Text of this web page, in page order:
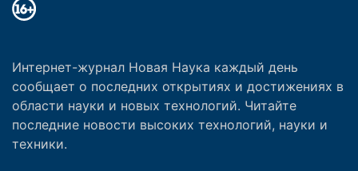
Интернет-журнал Новая Наука каждый день
сообщает о последних открытиях и достижениях в
области науки и новых технологий. Читайте
последние новости высоких технологий, науки и
техники.